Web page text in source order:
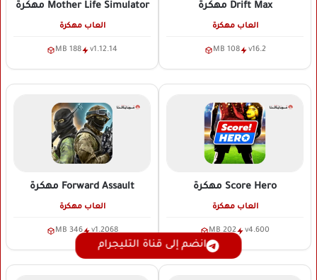
Drift Max مهكرة
العاب مهكرة
v16.2
108 MB
Mother Life Simulator مهكرة
العاب مهكرة
v1.12.14
188 MB
Score Hero مهكرة
العاب مهكرة
v4.600
202 MB
Forward Assault مهكرة
العاب مهكرة
v1.2068
346 MB
انضم إلى قناة التليجرام